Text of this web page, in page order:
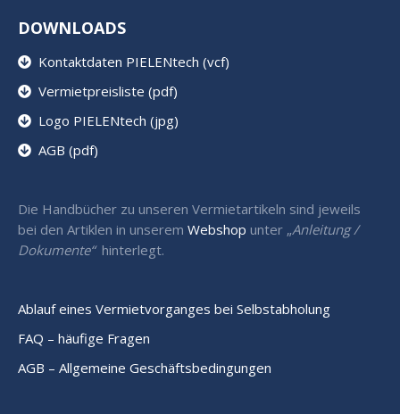
DOWNLOADS
Kontaktdaten PIELENtech (vcf)
Vermietpreisliste (pdf)
Logo PIELENtech (jpg)
AGB (pdf)
Die Handbücher zu unseren Vermietartikeln sind jeweils
bei den Artiklen in unserem Webshop unter „Anleitung /
Dokumente“ hinterlegt.
Ablauf eines Vermietvorganges bei Selbstabholung
FAQ – häufige Fragen
AGB – Allgemeine Geschäftsbedingungen